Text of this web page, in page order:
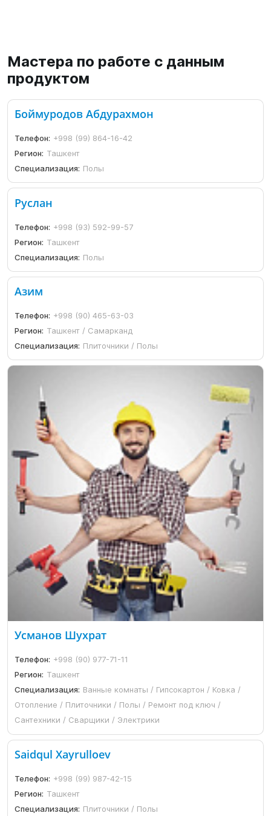
Мастера по работе с данным
продуктом
Боймуродов Абдурахмон
Телефон: +998 (99) 864-16-42
Регион: Ташкент
Специализация: Полы
Руслан
Телефон: +998 (93) 592-99-57
Регион: Ташкент
Специализация: Полы
Азим
Телефон: +998 (90) 465-63-03
Регион: Ташкент / Самарканд
Специализация: Плиточники / Полы
Усманов Шухрат
Телефон: +998 (90) 977-71-11
Регион: Ташкент
Специализация: Ванные комнаты / Гипсокартон / Ковка /
Отопление / Плиточники / Полы / Ремонт под ключ /
Сантехники / Сварщики / Электрики
Saidqul Xayrulloev
Телефон: +998 (99) 987-42-15
Регион: Ташкент
Специализация: Плиточники / Полы